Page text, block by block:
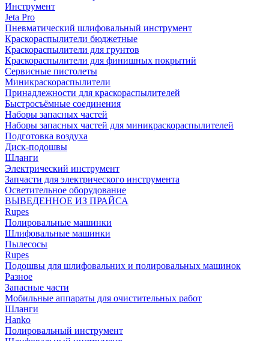
Инструмент
Jeta Pro
Пневматический шлифовальный инструмент
Краскораспылители бюджетные
Краскораспылители для грунтов
Краскораспылители для финишных покрытий
Сервисные пистолеты
Миникраскораспылители
Принадлежности для краскораспылителей
Быстросъёмные соединения
Наборы запасных частей
Наборы запасных частей для миникраскораспылителей
Подготовка воздуха
Диск-подошвы
Шланги
Электрический инструмент
Запчасти для электрического инструмента
Осветительное оборудование
ВЫВЕДЕННОЕ ИЗ ПРАЙСА
Rupes
Полировальные машинки
Шлифовальные машинки
Пылесосы
Rupes
Подошвы для шлифовальних и полировальных машинок
Разное
Запасные части
Мобильные аппараты для очистительных работ
Шланги
Hanko
Полировальный инструмент